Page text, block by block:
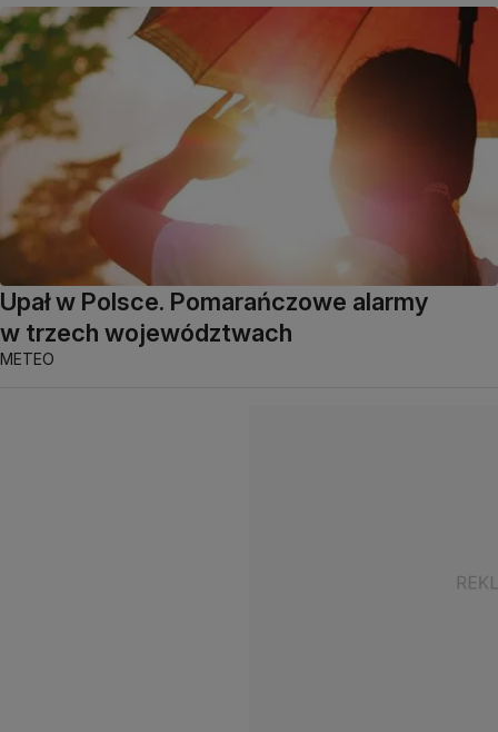
Upał w Polsce. Pomarańczowe alarmy
w trzech województwach
METEO